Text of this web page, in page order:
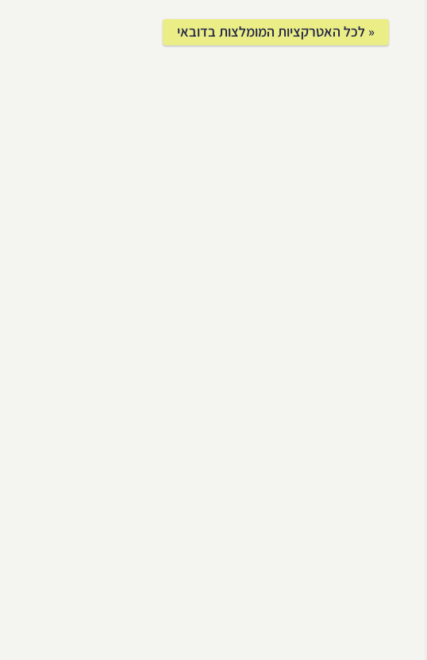
« לכל האטרקציות המומלצות בדובאי